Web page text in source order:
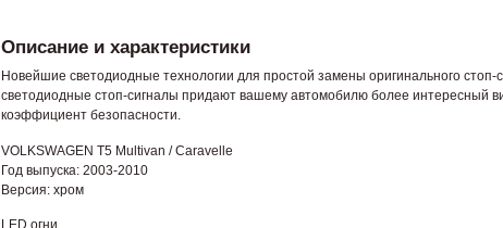
Описание и характеристики
Новейшие светодиодные технологии для простой замены оригинального
светодиодные стоп-сигналы придают вашему автомобилю более интересный
коэффициент безопасности.
VOLKSWAGEN T5 Multivan / Caravelle
Год выпуска: 2003-2010
Версия: хром
LED огни